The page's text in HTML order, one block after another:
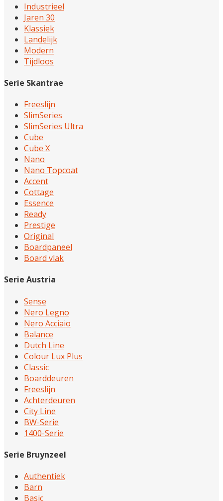
Industrieel
Jaren 30
Klassiek
Landelijk
Modern
Tijdloos
Serie Skantrae
Freeslijn
SlimSeries
SlimSeries Ultra
Cube
Cube X
Nano
Nano Topcoat
Accent
Cottage
Essence
Ready
Prestige
Original
Boardpaneel
Board vlak
Serie Austria
Sense
Nero Legno
Nero Acciaio
Balance
Dutch Line
Colour Lux Plus
Classic
Boarddeuren
Freeslijn
Achterdeuren
City Line
BW-Serie
1400-Serie
Serie Bruynzeel
Authentiek
Barn
Basic